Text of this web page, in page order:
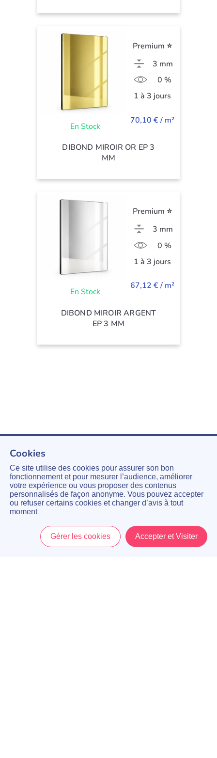
En Stock
Premium ⭐
3 mm
0 %
1 à 3 jours
70,10 € / m²
DIBOND MIROIR OR EP 3
MM
En Stock
Premium ⭐
3 mm
0 %
1 à 3 jours
67,12 € / m²
DIBOND MIROIR ARGENT
EP 3 MM
Cookies
Ce site utilise des cookies pour assurer son bon
fonctionnement et pour mesurer l’audience, améliorer
votre expérience ou vous proposer des contenus
personnalisés de façon anonyme. Vous pouvez accepter
ou refuser certains cookies et changer d’avis à tout
moment
Gérer les cookies Accepter et Visiter
Menu Mon Compte Panier